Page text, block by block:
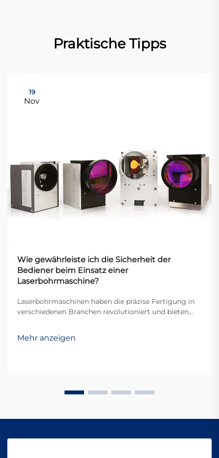
Praktische Tipps
19
Nov
Wie gewährleiste ich die Sicherheit der
Bediener beim Einsatz einer
Laserbohrmaschine?
Laserbohrmaschinen haben die präzise Fertigung in
verschiedenen Branchen revolutioniert und bieten
Materialien. Die starken Laserstrahlen, die in diesen
Mehr anzeigen